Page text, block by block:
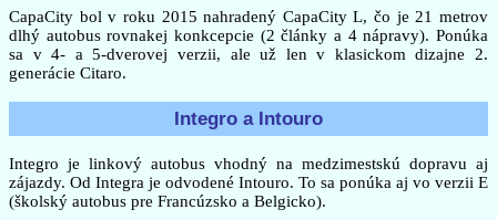
CapaCity bol v roku 2015 nahradený CapaCity L, čo je 21 metrov
dlhý autobus rovnakej konkcepcie (2 články a 4 nápravy). Ponúka
sa v 4- a 5-dverovej verzii, ale už len v klasickom dizajne 2.
generácie Citaro.
Integro a Intouro
Integro je linkový autobus vhodný na medzimestskú dopravu aj
zájazdy. Od Integra je odvodené Intouro. To sa ponúka aj vo verzii E
(školský autobus pre Francúzsko a Belgicko).